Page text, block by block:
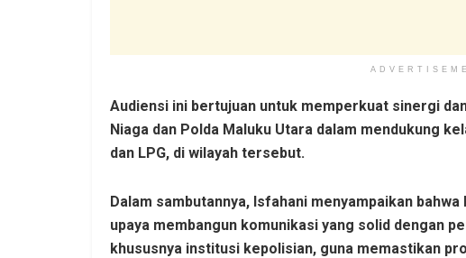
Audiensi ini bertujuan untuk memperkuat sinergi
Niaga dan Polda Maluku Utara dalam mendukung
dan LPG, di wilayah tersebut.
Dalam sambutannya, Isfahani menyampaikan
upaya membangun komunikasi yang solid dengan
khususnya institusi kepolisian, guna memastikan